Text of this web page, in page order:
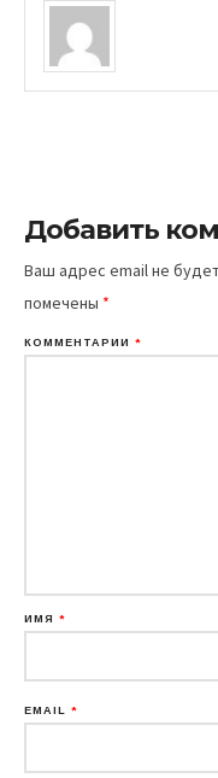
Добавить
Ваш адрес email не
помечены *
КОММЕНТАРИЙ *
ИМЯ *
EMAIL *